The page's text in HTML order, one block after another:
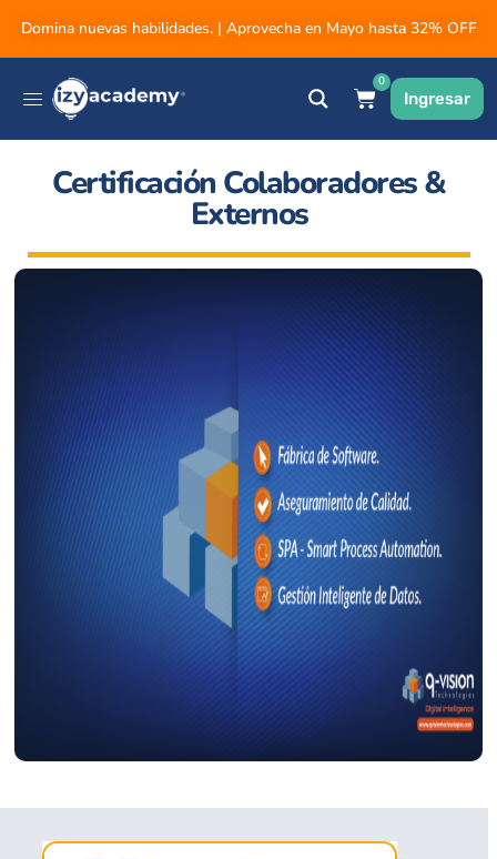
Domina nuevas habilidades. | Aprovecha en Mayo hasta 32% OFF
0
Ingresar
Certificación Colaboradores &
Externos